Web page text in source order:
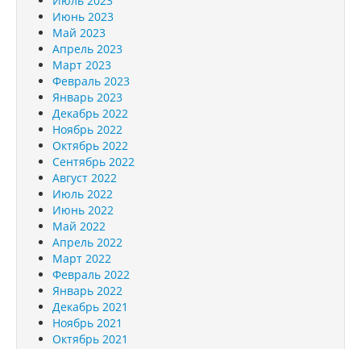
Июнь 2023
Май 2023
Апрель 2023
Март 2023
Февраль 2023
Январь 2023
Декабрь 2022
Ноябрь 2022
Октябрь 2022
Сентябрь 2022
Август 2022
Июль 2022
Июнь 2022
Май 2022
Апрель 2022
Март 2022
Февраль 2022
Январь 2022
Декабрь 2021
Ноябрь 2021
Октябрь 2021